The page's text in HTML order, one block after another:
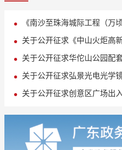
编制前公示
关于公开征求《中山火炬高
关于公开征求华佗山公园配
关于公开征求弘景光电光学
关于公开征求创意区广场出